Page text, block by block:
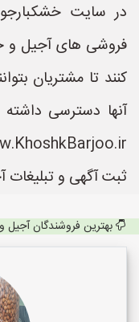
در سایت
فروشی های آجیل و
کنند تا مشتریان
آنها دسترسی
ثبت آگهی و
بهترین فروشندگان